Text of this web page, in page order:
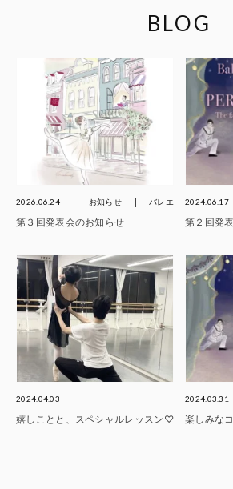
BLOG
2026.06.24 お知らせ バレエ
第３回発表会のお知らせ
2024.06.17
第２回発
2024.04.03
嬉しことと、スペシャルレッスン♡
2024.03.31
楽しみな